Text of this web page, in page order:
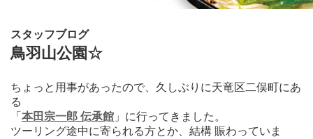
スタッフブログ
鳥羽山公園☆
ちょっと用事があったので、久しぶりに天竜区二俣町にあ
る
「 本田宗一郎 伝承館 」に行ってきました。
ツーリング途中に寄られる方とか、結構 賑わっていま